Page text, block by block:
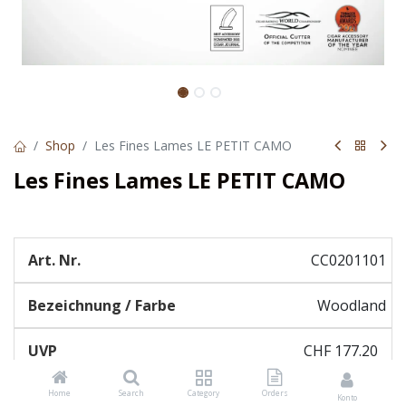
Home Search Category Orders Konto
Shop Les Fines Lames LE PETIT CAMO
Les Fines Lames LE PETIT CAMO
CC0201101
Woodland
CHF 177.20